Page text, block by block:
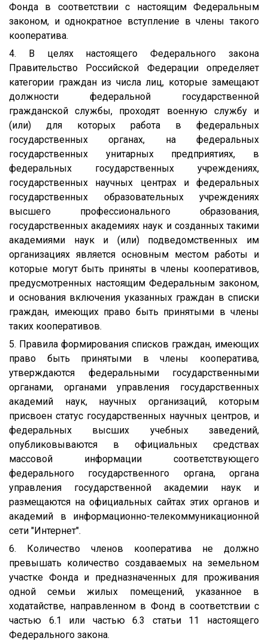
Фонда в соответствии с настоящим Федеральным
законом, и однократное вступление в члены такого
кооператива.
4. В целях настоящего Федерального закона
Правительство Российской Федерации определяет
категории граждан из числа лиц, которые замещают
должности федеральной государственной
гражданской службы, проходят военную службу и
(или) для которых работа в федеральных
государственных органах, на федеральных
государственных унитарных предприятиях, в
федеральных государственных учреждениях,
государственных научных центрах и федеральных
государственных образовательных учреждениях
высшего профессионального образования,
государственных академиях наук и созданных такими
академиями наук и (или) подведомственных им
организациях является основным местом работы и
которые могут быть приняты в члены кооперативов,
предусмотренных настоящим Федеральным законом,
и основания включения указанных граждан в списки
граждан, имеющих право быть принятыми в члены
таких кооперативов.
5. Правила формирования списков граждан, имеющих
право быть принятыми в члены кооператива,
утверждаются федеральными государственными
органами, органами управления государственных
академий наук, научных организаций, которым
присвоен статус государственных научных центров, и
федеральных высших учебных заведений,
опубликовываются в официальных средствах
массовой информации соответствующего
федерального государственного органа, органа
управления государственной академии наук и
размещаются на официальных сайтах этих органов и
академий в информационно-телекоммуникационной
сети "Интернет".
6. Количество членов кооператива не должно
превышать количество создаваемых на земельном
участке Фонда и предназначенных для проживания
одной семьи жилых помещений, указанное в
ходатайстве, направленном в Фонд в соответствии с
частью 6.1 или частью 6.3 статьи 11 настоящего
Федерального закона.